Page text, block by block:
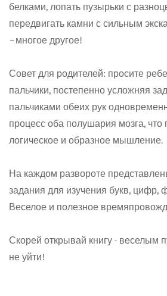
белками, лопать пузырьки с
передвигать камни с сильным
–многое другое!
Совет для родителей: просите
пальчики, постепенно усложняя
пальчиками обеих рук
процесс оба полушария мозга, что
логическое и образное мышление.
На каждом развороте
задания для изучения букв, цифр,
Веселое и полезное
Скорей открывай книгу - веселым
не уйти!
Confirm
Are you 18 years old
No, I'm not